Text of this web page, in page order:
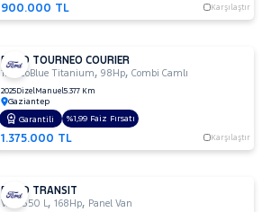
900.000 TL Karşılaştır
FORD TOURNEO COURIER
1.5 EcoBlue Titanium,98Hp,Combi Camlı
2025DizelManuel5.377 Km
Gaziantep
1.375.000 TL Karşılaştır
Garantili %1,99 Faiz Fırsatı
FORD TRANSIT
VAN 350 L,168Hp, Panel Van